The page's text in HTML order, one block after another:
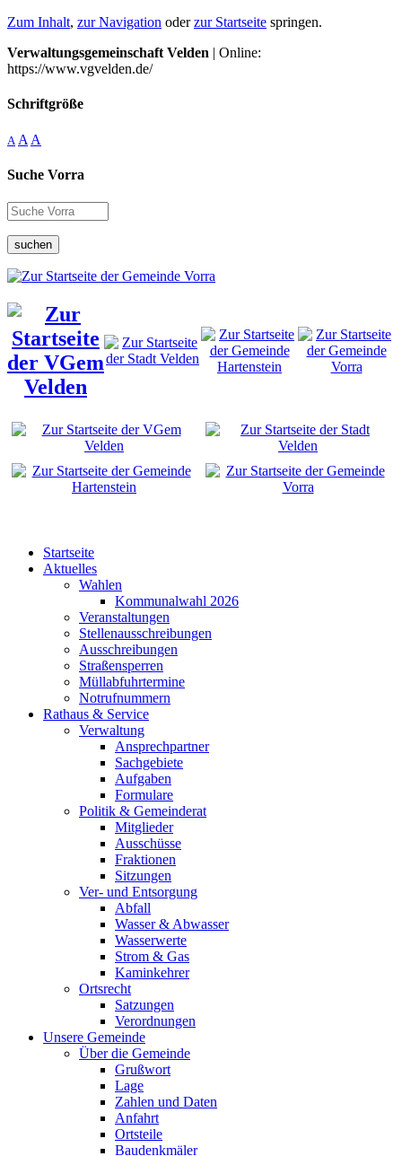
Zum Inhalt, zur Navigation oderzur Startseite springen.
Verwaltungsgemeinschaft Velden | Online:
https://www.vgvelden.de/
Schriftgröße
A A A
Suche Vorra
suchen
Startseite
Aktuelles
Wahlen
Kommunalwahl 2026
Veranstaltungen
Stellenausschreibungen
Ausschreibungen
Straßensperren
Müllabfuhrtermine
Notrufnummern
Rathaus & Service
Verwaltung
Ansprechpartner
Sachgebiete
Aufgaben
Formulare
Politik & Gemeinderat
Mitglieder
Ausschüsse
Fraktionen
Sitzungen
Ver- und Entsorgung
Abfall
Wasser & Abwasser
Wasserwerte
Strom & Gas
Kaminkehrer
Ortsrecht
Satzungen
Verordnungen
Unsere Gemeinde
Über die Gemeinde
Grußwort
Lage
Zahlen und Daten
Anfahrt
Ortsteile
Baudenkmäler